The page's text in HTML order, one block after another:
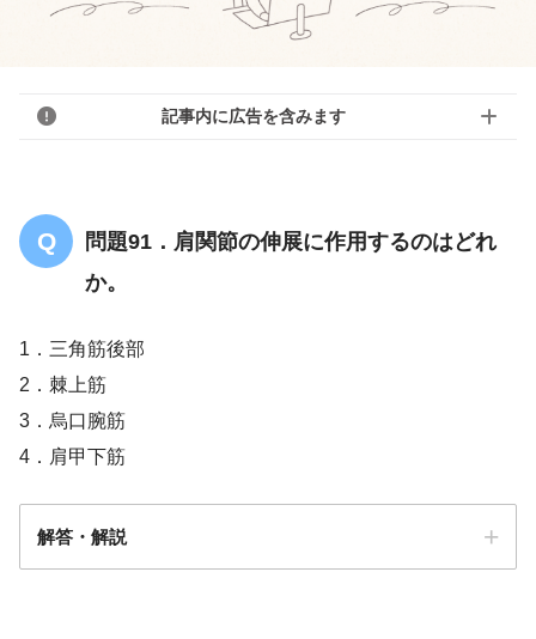
記事内に広告を含みます
問題91．肩関節の伸展に作用するのはどれ
か。
1．三角筋後部
2．棘上筋
3．烏口腕筋
4．肩甲下筋
解答・解説